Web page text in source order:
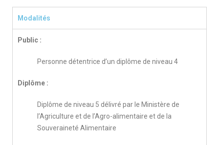
Modalités
Public :
Personne détentrice d’un diplôme de niveau 4
Diplôme :
Diplôme de niveau 5 délivré par le Ministère de
l’Agriculture et de l’Agro-alimentaire et de la
Souveraineté Alimentaire